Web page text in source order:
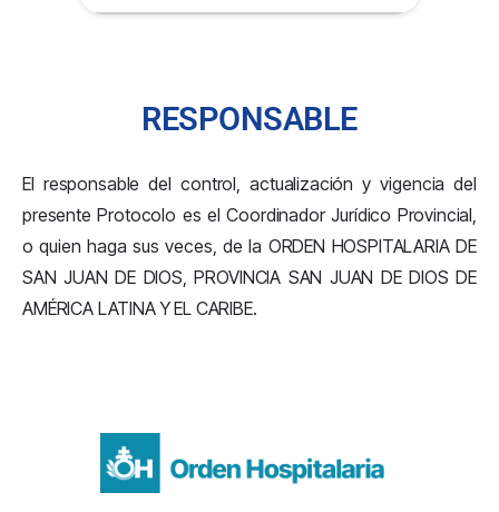
RESPONSABLE
El responsable del control, actualización y vigencia del
presente Protocolo es el Coordinador Jurídico Provincial,
o quien haga sus veces, de la ORDEN HOSPITALARIA DE
SAN JUAN DE DIOS, PROVINCIA SAN JUAN DE DIOS DE
AMÉRICA LATINA Y EL CARIBE.